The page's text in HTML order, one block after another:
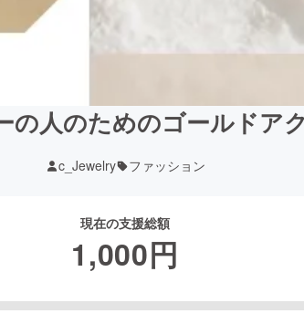
の人のためのゴールドア
c_Jewelry ファッション
現在の支援総額
1,000円